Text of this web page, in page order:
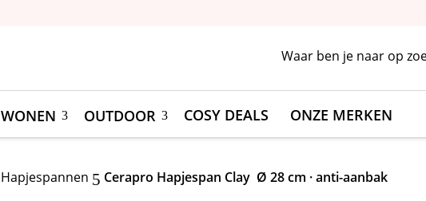
WONEN OUTDOOR COSY DEALS ONZE MERKEN
Hapjespannen 5 Cerapro Hapjespan Clay Ø 28 cm · anti-aanbak